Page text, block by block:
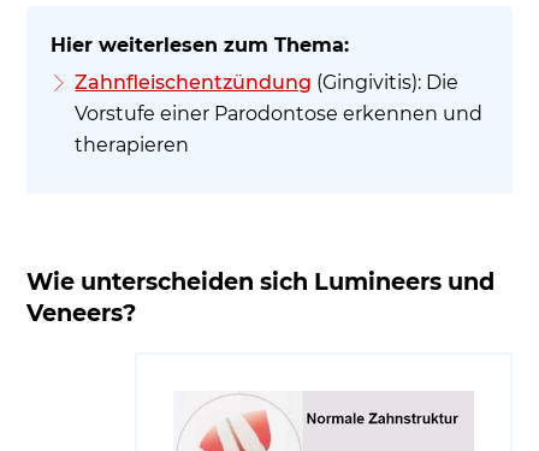
Zahnfleischentzündung (Gingivitis): Die
Vorstufe einer Parodontose erkennen und
therapieren
Wie unterscheiden sich Lumineers und
Veneers?